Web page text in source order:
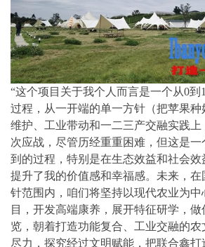
“这个项目关于我个人而言是一个从0到
过程，从一开端的单一方针（把苹果
维护、工业带动和一二三产交融实践
次应战，尽管历经重重困难，但这是
到的过程，特别是在生态效益和社会
提升了我的价值感和幸福感。未来，
针范围内，咱们将坚持以现代农业为
目，开发高端康养，展开特征研学，
览，朝着打造功能复合、工业交融的
尽力，探究经过文明赋能，把联合鑫